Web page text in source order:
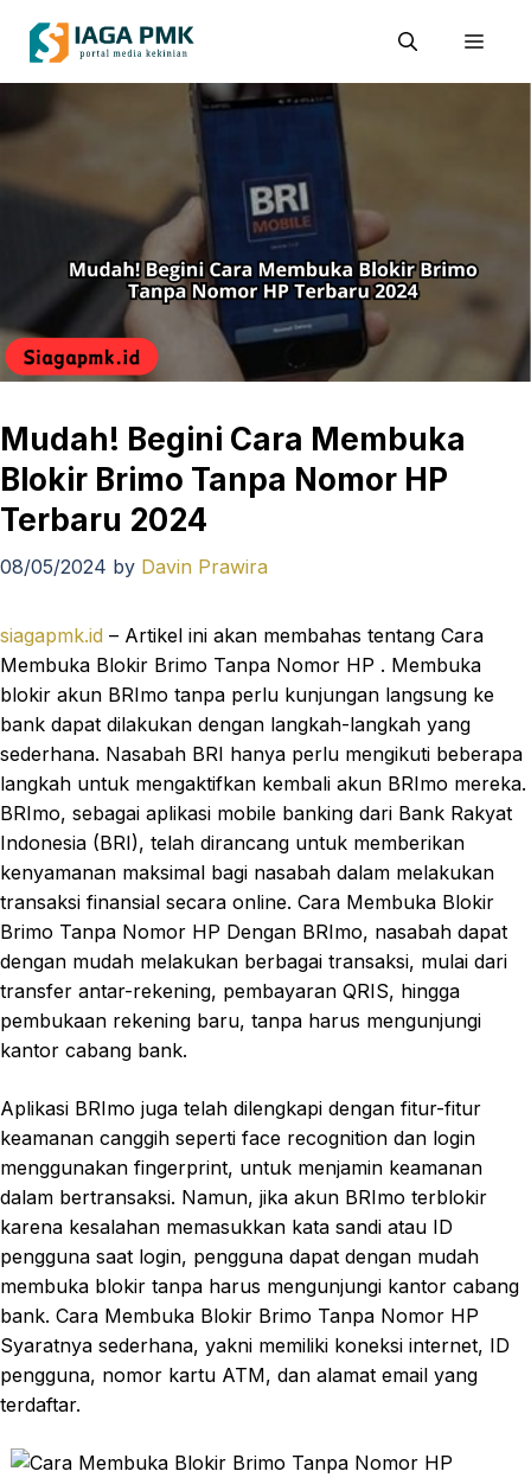
Mudah! Begini Cara Membuka
Blokir Brimo Tanpa Nomor HP
Terbaru 2024
08/05/2024 by Davin Prawira
siagapmk.id – Artikel ini akan membahas tentang Cara
Membuka Blokir Brimo Tanpa Nomor HP . Membuka
blokir akun BRImo tanpa perlu kunjungan langsung ke
bank dapat dilakukan dengan langkah-langkah yang
sederhana. Nasabah BRI hanya perlu mengikuti beberapa
langkah untuk mengaktifkan kembali akun BRImo mereka.
BRImo, sebagai aplikasi mobile banking dari Bank Rakyat
Indonesia (BRI), telah dirancang untuk memberikan
kenyamanan maksimal bagi nasabah dalam melakukan
transaksi finansial secara online. Cara Membuka Blokir
Brimo Tanpa Nomor HP Dengan BRImo, nasabah dapat
dengan mudah melakukan berbagai transaksi, mulai dari
transfer antar-rekening, pembayaran QRIS, hingga
pembukaan rekening baru, tanpa harus mengunjungi
kantor cabang bank.
Aplikasi BRImo juga telah dilengkapi dengan fitur-fitur
keamanan canggih seperti face recognition dan login
menggunakan fingerprint, untuk menjamin keamanan
dalam bertransaksi. Namun, jika akun BRImo terblokir
karena kesalahan memasukkan kata sandi atau ID
pengguna saat login, pengguna dapat dengan mudah
membuka blokir tanpa harus mengunjungi kantor cabang
bank. Cara Membuka Blokir Brimo Tanpa Nomor HP
Syaratnya sederhana, yakni memiliki koneksi internet, ID
pengguna, nomor kartu ATM, dan alamat email yang
terdaftar.